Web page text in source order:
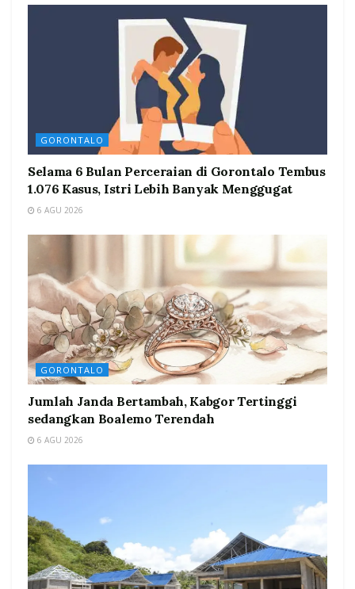
GORONTALO
Selama 6 Bulan Perceraian di Gorontalo Tembus
1.076 Kasus, Istri Lebih Banyak Menggugat
6 AGU 2026
GORONTALO
Jumlah Janda Bertambah, Kabgor Tertinggi
sedangkan Boalemo Terendah
6 AGU 2026